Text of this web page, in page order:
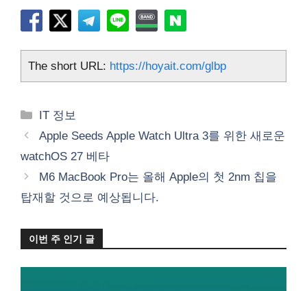
The short URL: https://hoyait.com/glbp
카
테
리
IT 정보
Apple Seeds Apple Watch Ultra 3를 위한 새로운
watchOS 27 베타
M6 MacBook Pro는 올해 Apple의 첫 2nm 칩을
탑재할 것으로 예상됩니다.
이번 주 인기 글